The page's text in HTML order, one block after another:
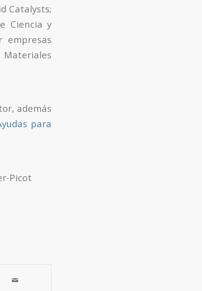
Catalysts;
Ciencia y
empresas
Materiales
además
para
Picot